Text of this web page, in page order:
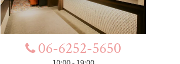
06-6252-5650